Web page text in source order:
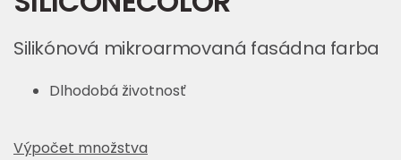
Silikónová mikroarmovaná fasádna farba
Dlhodobá životnosť
Výpočet množstva